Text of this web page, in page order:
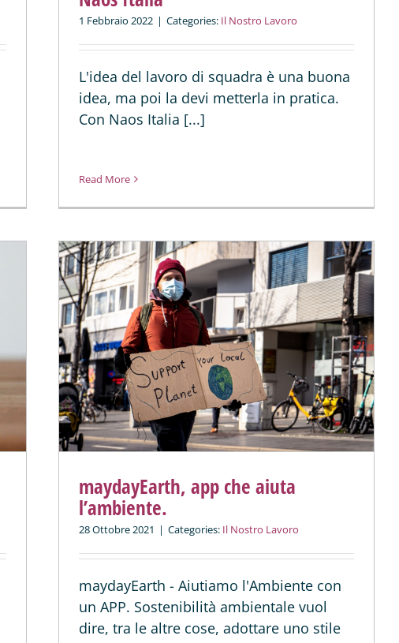
1 Febbraio 2022 | Categories: Il Nostro Lavoro
L'idea del lavoro di squadra è una buona
idea, ma poi la devi metterla in pratica.
Con Naos Italia [...]
Read More
maydayEarth, app che aiuta
l’ambiente.
28 Ottobre 2021 | Categories: Il Nostro Lavoro
maydayEarth - Aiutiamo l'Ambiente con
un APP. Sostenibilità ambientale vuol
dire, tra le altre cose, adottare uno stile